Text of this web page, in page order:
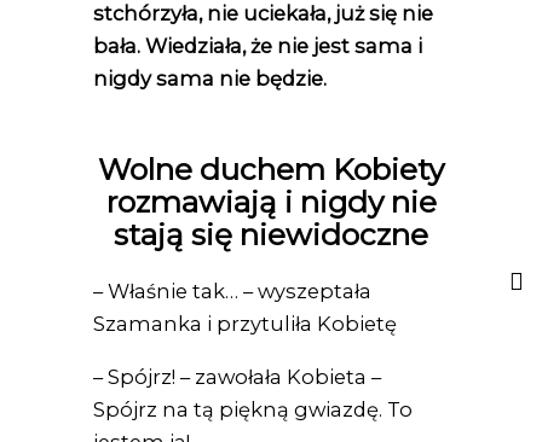
stchórzyła, nie uciekała, już się nie
bała. Wiedziała, że nie jest sama i
nigdy sama nie będzie.
Wolne duchem Kobiety
rozmawiają i nigdy nie
stają się niewidoczne
– Właśnie tak… – wyszeptała
Szamanka i przytuliła Kobietę
– Spójrz! – zawołała Kobieta –
Spójrz na tą piękną gwiazdę. To